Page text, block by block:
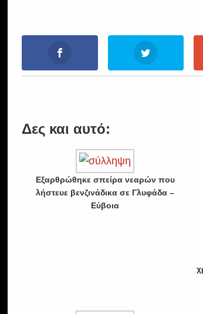
Δες και αυτό:
Εξαρθρώθηκε σπείρα νεαρών που
λήστευε βενζινάδικα σε Γλυφάδα –
Εύβοια